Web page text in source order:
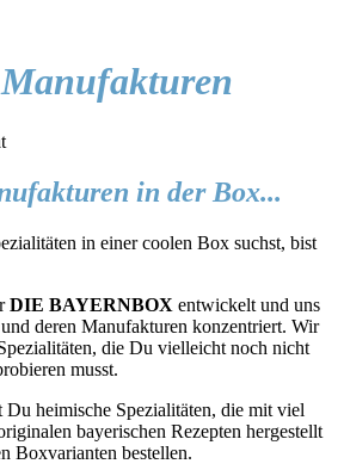
in der Box...
in einer coolen Box suchst, bist
DIE BAYERNBOX entwickelt und uns
deren Manufakturen konzentriert. Wir
die Du vielleicht noch nicht
musst.
Du heimische Spezialitäten, die mit viel
bayerischen Rezepten hergestellt
Boxvarianten bestellen.